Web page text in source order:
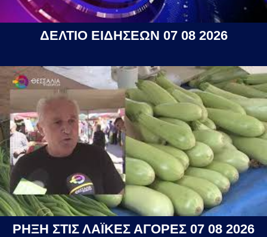
ΔΕΛΤΙΟ ΕΙΔΗΣΕΩΝ 07 08 2026
ΡΗΞΗ ΣΤΙΣ ΛΑΪΚΕΣ ΑΓΟΡΕΣ 07 08 2026